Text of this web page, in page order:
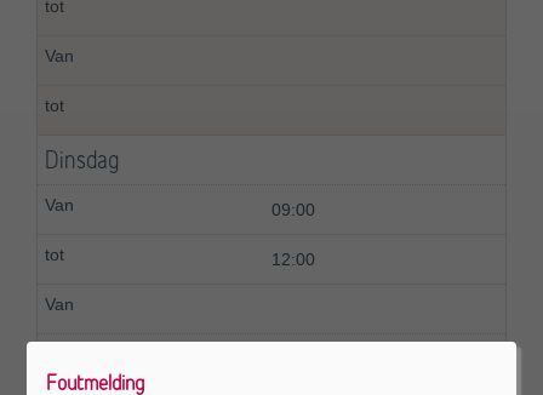
Dinsdag
09:00
12:00
Foutmelding